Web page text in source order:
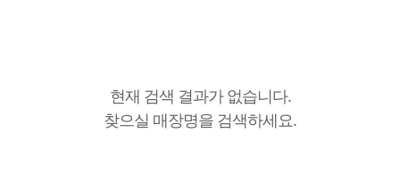
현재 검색 결과가 없습니다.
찾으실 매장명을 검색하세요.